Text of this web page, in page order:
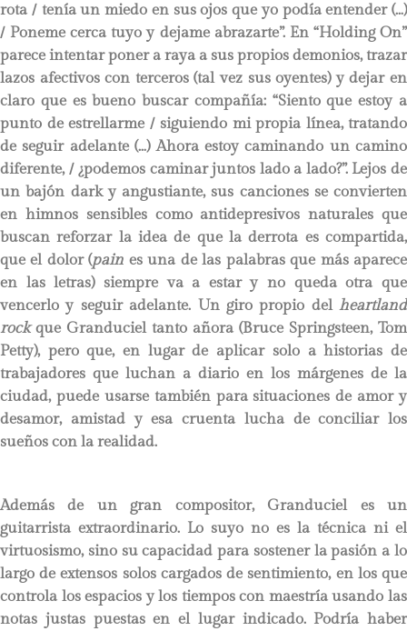
rota / tenía un miedo en sus ojos que yo podía entender (…)
/ Poneme cerca tuyo y dejame abrazarte”. En “Holding On”
parece intentar poner a raya a sus propios demonios, trazar
lazos afectivos con terceros (tal vez sus oyentes) y dejar en
claro que es bueno buscar compañía: “Siento que estoy a
punto de estrellarme / siguiendo mi propia línea, tratando
de seguir adelante (…) Ahora estoy caminando un camino
diferente, / ¿podemos caminar juntos lado a lado?”. Lejos de
un bajón dark y angustiante, sus canciones se convierten
en himnos sensibles como antidepresivos naturales que
buscan reforzar la idea de que la derrota es compartida,
que el dolor (pain es una de las palabras que más aparece
en las letras) siempre va a estar y no queda otra que
vencerlo y seguir adelante. Un giro propio del heartland
rockque Granduciel tanto añora (Bruce Springsteen, Tom
Petty), pero que, en lugar de aplicar solo a historias de
trabajadores que luchan a diario en los márgenes de la
ciudad, puede usarse también para situaciones de amor y
desamor, amistad y esa cruenta lucha de conciliar los
sueños con la realidad.
Además de un gran compositor, Granduciel es un
guitarrista extraordinario. Lo suyo no es la técnica ni el
virtuosismo, sino su capacidad para sostener la pasión a lo
largo de extensos solos cargados de sentimiento, en los que
controla los espacios y los tiempos con maestría usando las
notas justas puestas en el lugar indicado. Podría haber